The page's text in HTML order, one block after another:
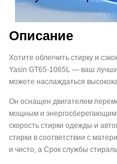
Описание
Хотите облегчить стирку и
Yasin GT65-1065L — ваш
можете наслаждаться
Он оснащен двигателем
мощным и
скорость стирки одежды и
стирки в соответствии с
и чисто, а Срок службы